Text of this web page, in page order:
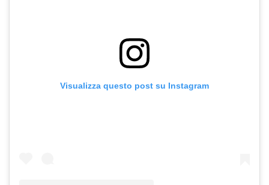
Visualizza questo post su Instagram